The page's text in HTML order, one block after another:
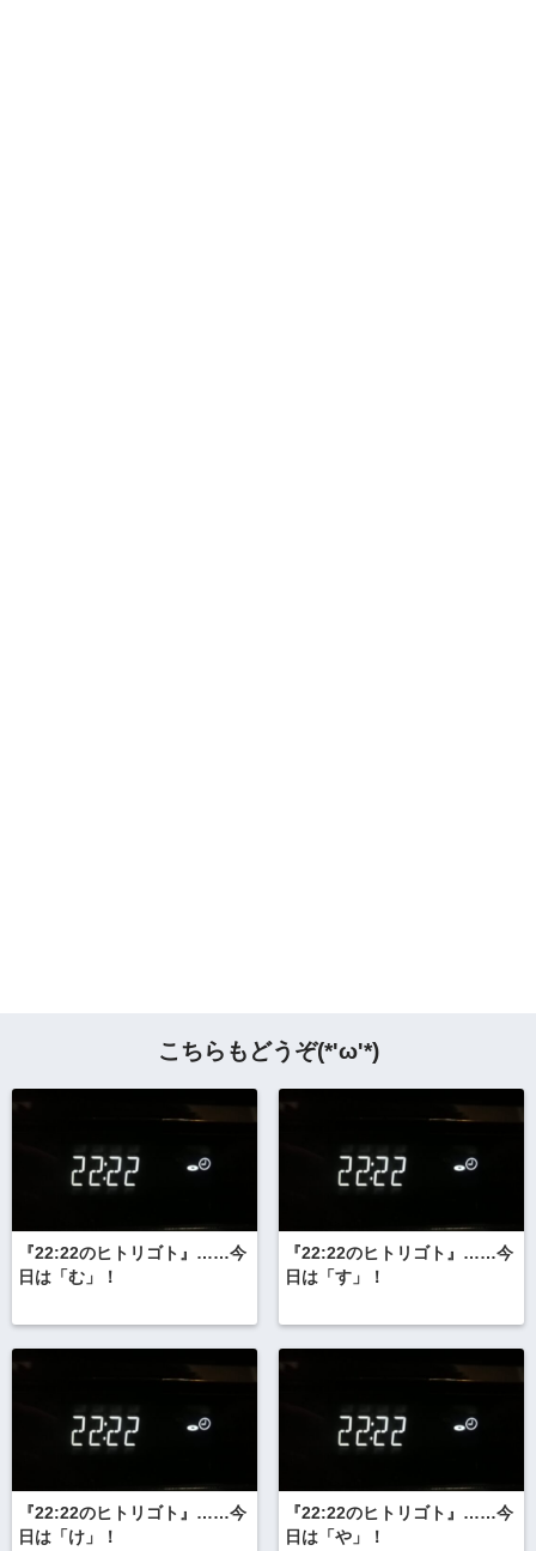
こちらもどうぞ(*'ω'*)
『22:22のヒトリゴト』……今
日は「む」！
『22:22のヒトリゴト』……今
日は「す」！
『22:22のヒトリゴト』……今
日は「け」！
『22:22のヒトリゴト』……今
日は「や」！